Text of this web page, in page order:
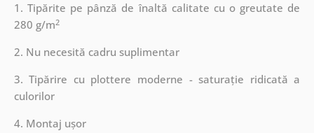
1. Tipărite pe pânză de înaltă calitate cu o greutate de
280 g/m2
2. Nu necesită cadru suplimentar
3. Tipărire cu plottere moderne - saturație ridicată a
culorilor
4. Montaj ușor